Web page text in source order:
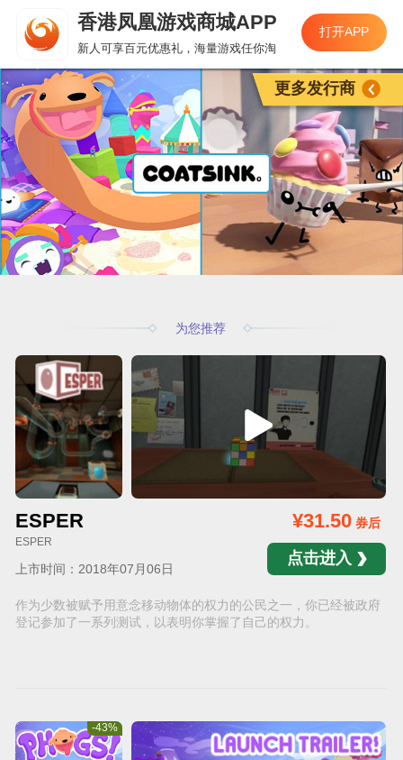
香港凤凰游戏商城APP
新人可享百元优惠礼，海量游戏任你淘
打开APP
为您推荐
ESPER
ESPER
上市时间：2018年07月06日
¥31.50券后
点击进入
作为少数被赋予用意念移动物体的权力的公民之一，你已经被政府
登记参加了一系列测试，以表明你掌握了自己的权力。
-43%
更多发行商